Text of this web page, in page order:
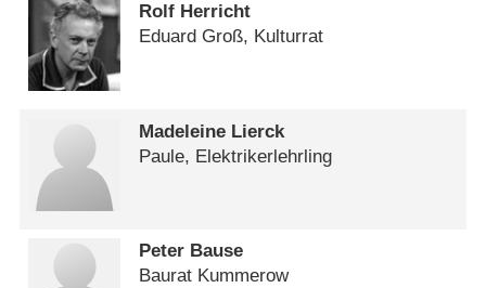
Rolf Herricht
Eduard Groß, Kulturrat
Madeleine Lierck
Paule, Elektrikerlehrling
Peter Bause
Baurat Kummerow